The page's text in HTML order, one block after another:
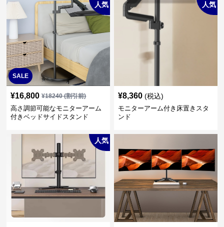
SALE
人気
¥16,800 ¥18240(割引前)
高さ調節可能なモニターアーム
付きベッドサイドスタンド
人気
¥8,360 (税込)
モニターアーム付き床置きスタ
ンド
人気